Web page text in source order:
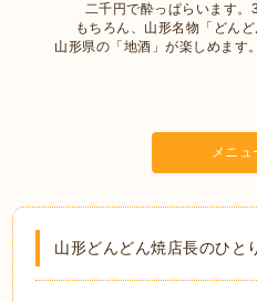
二千円で酔っぱらいます。
もちろん、山形名物「どん
山形県の「地酒」が楽しめます
メニュ
山形どんどん焼店長のひと